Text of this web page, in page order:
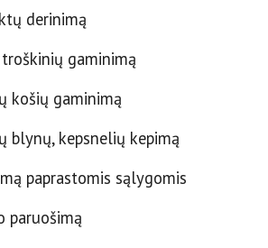
derinimą
gaminimą
košių gaminimą
blynų, kepsnelių kepimą
paprastomis sąlygomis
paruošimą